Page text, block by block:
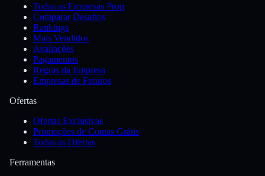
Todas as Empresas Prop
Comparar Desafios
Rankings
Mais Vendidos
Avaliações
Pagamentos
Regras da Empresa
Empresas de Futuros
Ofertas
Ofertas Exclusivas
Promoções de Contas Grátis
Todas as Ofertas
Ferramentas